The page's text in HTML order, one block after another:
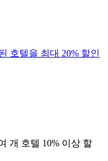
호텔을 최대 20% 할인
개 호텔 10% 이상 할